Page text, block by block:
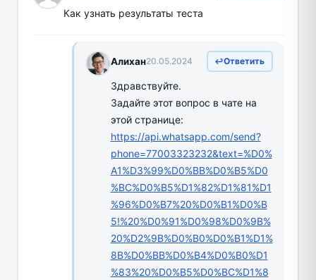
Как узнать результаты теста
Алихан20.05.2024 Ответить
Здравствуйте.
Задайте этот вопрос в чате на
этой странице:
https://api.whatsapp.com/send?
phone=77003323232&text=%D0%
A1%D3%99%D0%BB%D0%B5%D0
%BC%D0%B5%D1%82%D1%81%D1
%96%D0%B7%20%D0%B1%D0%B
5!%20%D0%91%D0%98%D0%9B%
20%D2%9B%D0%B0%D0%B1%D1%
8B%D0%BB%D0%B4%D0%B0%D1
%83%20%D0%B5%D0%BC%D1%8